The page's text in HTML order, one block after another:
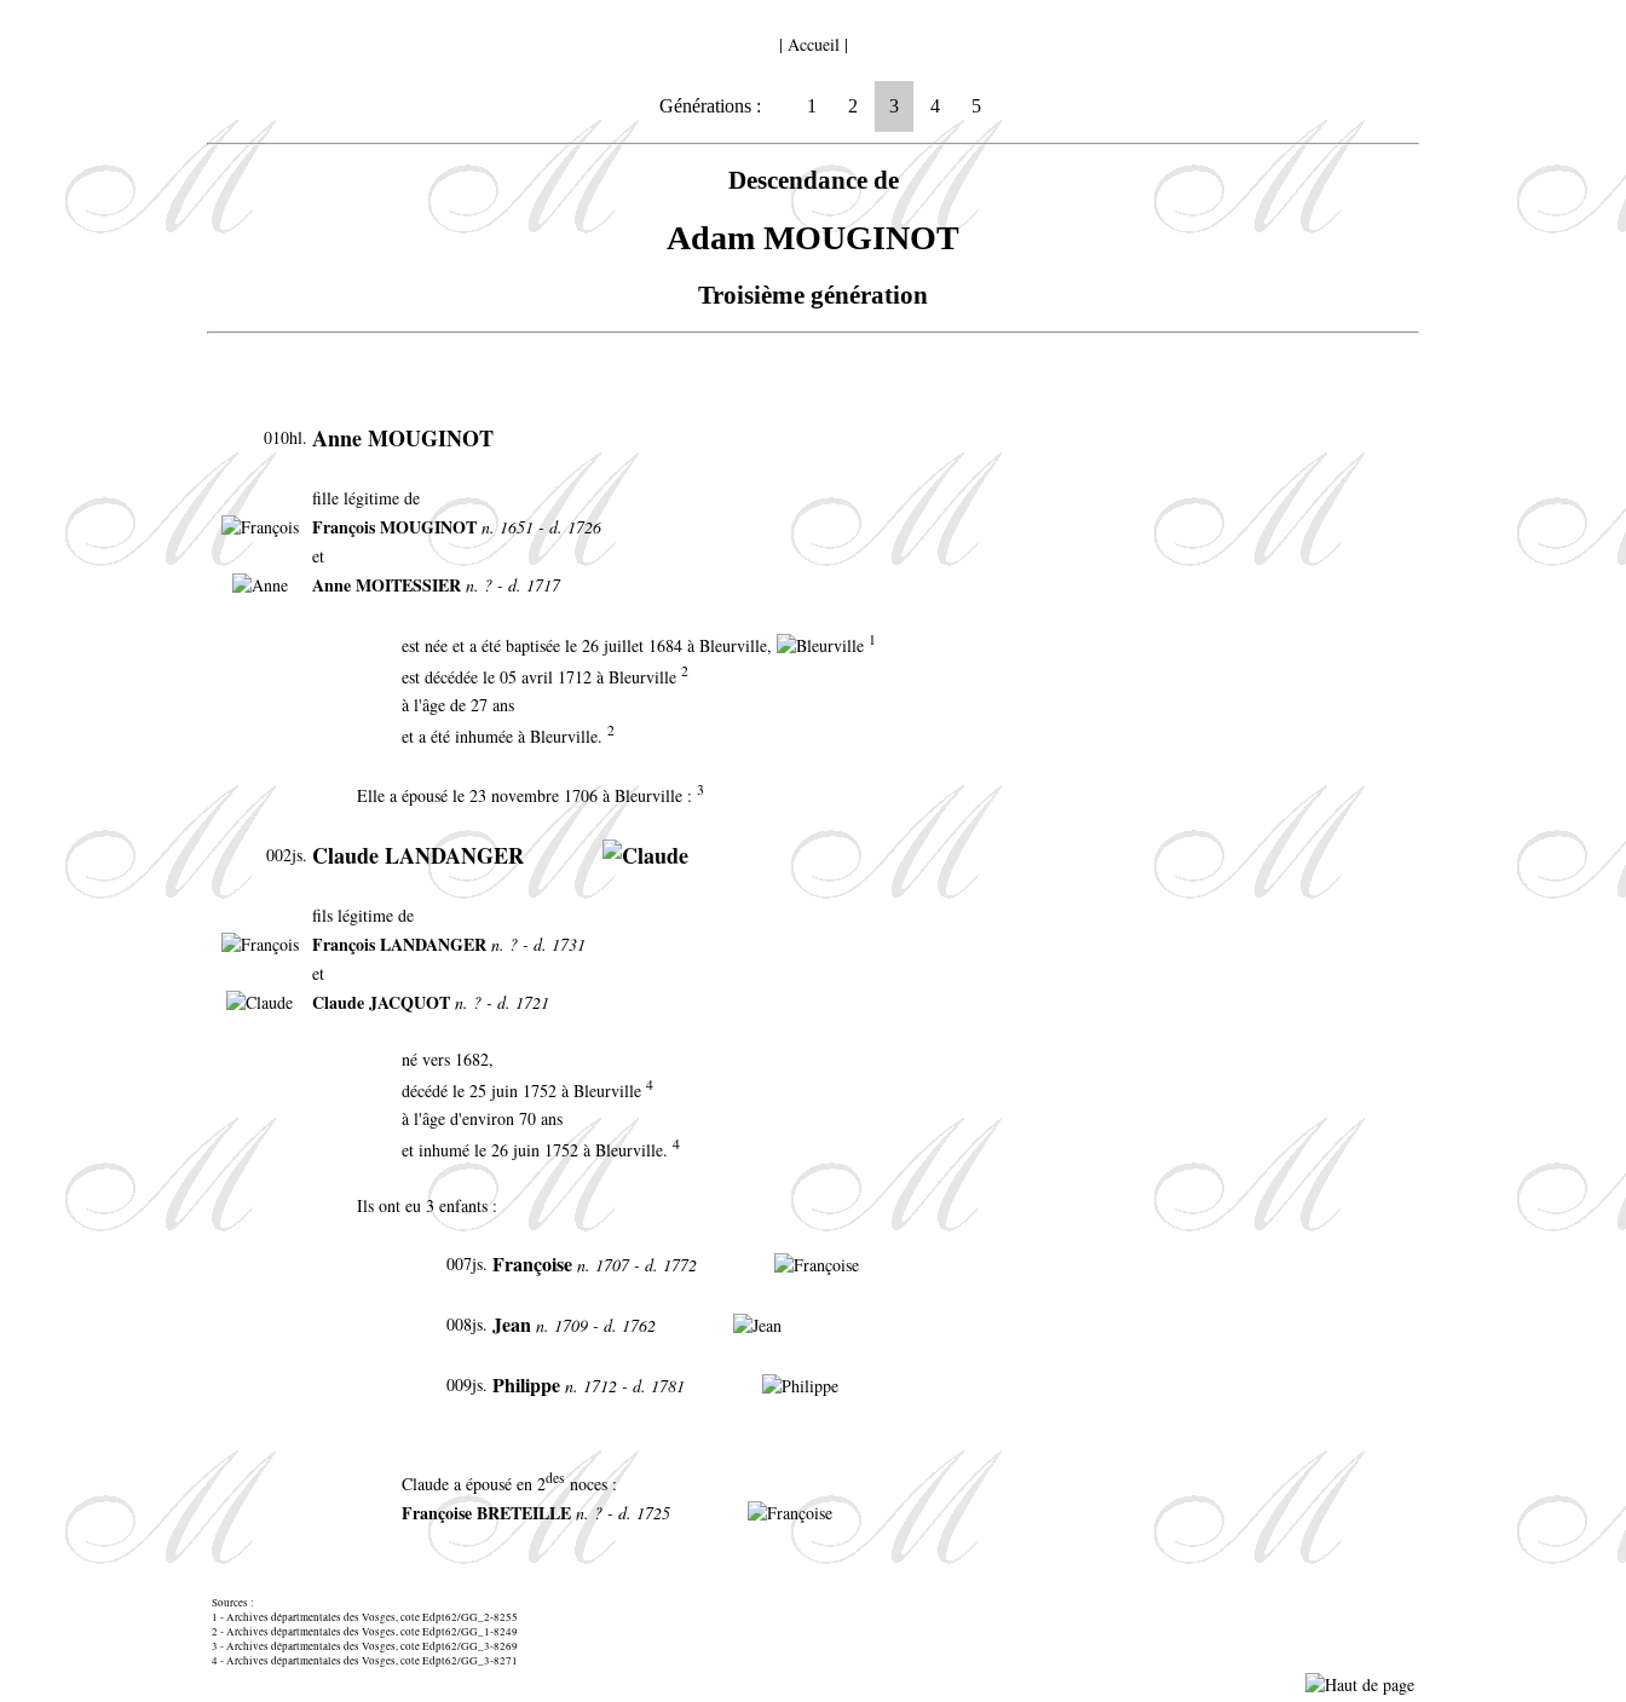
| Accueil|
Générations : 1 2 3 4 5
Descendance de
Adam MOUGINOT
Troisième génération
010hl. Anne MOUGINOT
fille légitime de
François MOUGINOT n. 1651 - d. 1726
et
Anne MOITESSIER n. ? - d. 1717
est née et a été baptisée le 26 juillet 1684 à Bleurville, 1
est décédée le 05 avril 1712 à Bleurville 2
à l'âge de 27 ans
et a été inhumée à Bleurville. 2
Elle a épousé le 23 novembre 1706 à Bleurville : 3
002js. Claude LANDANGER
fils légitime de
François LANDANGER n. ? - d. 1731
et
Claude JACQUOT n. ? - d. 1721
né vers 1682,
décédé le 25 juin 1752 à Bleurville 4
à l'âge d'environ 70 ans
et inhumé le 26 juin 1752 à Bleurville. 4
Ils ont eu 3 enfants :
007js. Françoise n. 1707 - d. 1772
008js. Jean n. 1709 - d. 1762
009js. Philippe n. 1712 - d. 1781
Claude a épousé en 2desnoces :
Françoise BRETEILLE n. ? - d. 1725
Sources :
1 - Archives départmentales des Vosges, cote Edpt62/GG_2-8255
2 - Archives départmentales des Vosges, cote Edpt62/GG_1-8249
3 - Archives départmentales des Vosges, cote Edpt62/GG_3-8269
4 - Archives départmentales des Vosges, cote Edpt62/GG_3-8271